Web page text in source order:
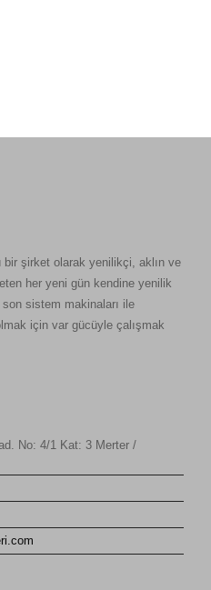
şirket olarak yenilikçi, aklın ve
her yeni gün kendine yenilik
sistem makinaları ile
için var gücüyle çalışmak
No: 4/1 Kat: 3 Merter /